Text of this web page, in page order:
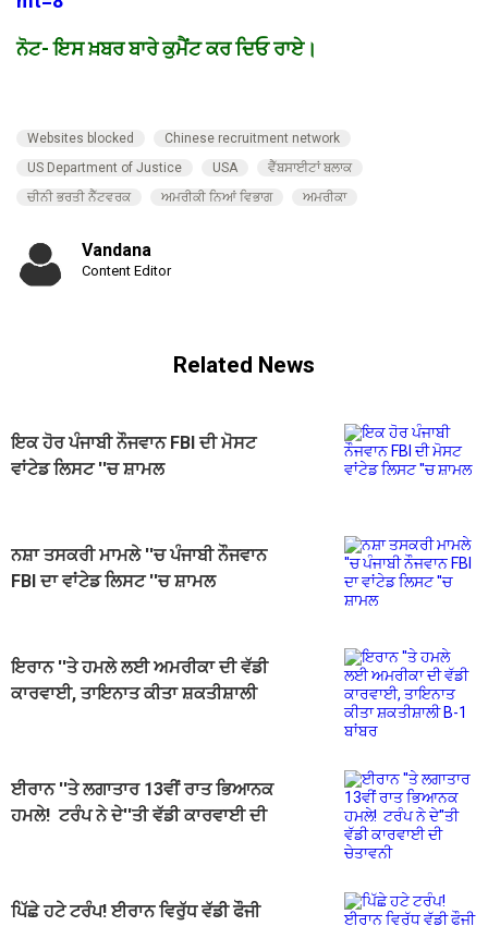
ਨੋਟ- ਇਸ ਖ਼ਬਰ ਬਾਰੇ ਕੁਮੈਂਟ ਕਰ ਦਿਓ ਰਾਏ।
Websites blocked
Chinese recruitment network
US Department of Justice
USA
ਵੈੱਬਸਾਈਟਾਂ ਬਲਾਕ
ਚੀਨੀ ਭਰਤੀ ਨੈੱਟਵਰਕ
ਅਮਰੀਕੀ ਨਿਆਂ ਵਿਭਾਗ ਅਮਰੀਕਾ
Vandana
Content Editor
Related News
ਇਕ ਹੋਰ ਪੰਜਾਬੀ ਨੌਜਵਾਨ FBI ਦੀ ਮੋਸਟ
ਵਾਂਟੇਡ ਲਿਸਟ ''ਚ ਸ਼ਾਮਲ
ਨਸ਼ਾ ਤਸਕਰੀ ਮਾਮਲੇ ''ਚ ਪੰਜਾਬੀ ਨੌਜਵਾਨ
FBI ਦਾ ਵਾਂਟੇਡ ਲਿਸਟ ''ਚ ਸ਼ਾਮਲ
ਇਰਾਨ ''ਤੇ ਹਮਲੇ ਲਈ ਅਮਰੀਕਾ ਦੀ ਵੱਡੀ
ਕਾਰਵਾਈ, ਤਾਇਨਾਤ ਕੀਤਾ ਸ਼ਕਤੀਸ਼ਾਲੀ
ਈਰਾਨ ''ਤੇ ਲਗਾਤਾਰ 13ਵੀਂ ਰਾਤ ਭਿਆਨਕ
ਹਮਲੇ! ਟਰੰਪ ਨੇ ਦੇ''ਤੀ ਵੱਡੀ ਕਾਰਵਾਈ ਦੀ
ਪਿੱਛੇ ਹਟੇ ਟਰੰਪ! ਈਰਾਨ ਵਿਰੁੱਧ ਵੱਡੀ ਫੌਜੀ